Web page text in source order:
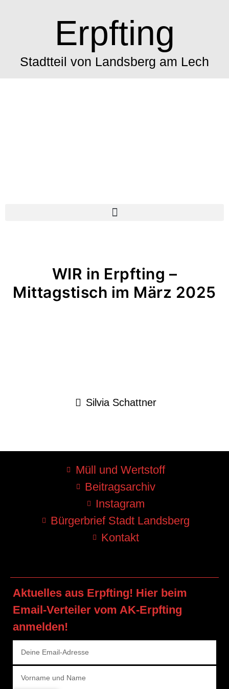
Erpfting
Stadtteil von Landsberg am Lech
WIR in Erpfting –
Mittagstisch im März 2025
Silvia Schattner
Müll und Wertstoff
Beitragsarchiv
Instagram
Bürgerbrief Stadt Landsberg
Kontakt
Aktuelles aus Erpfting! Hier beim
Email-Verteiler vom AK-Erpfting
anmelden!